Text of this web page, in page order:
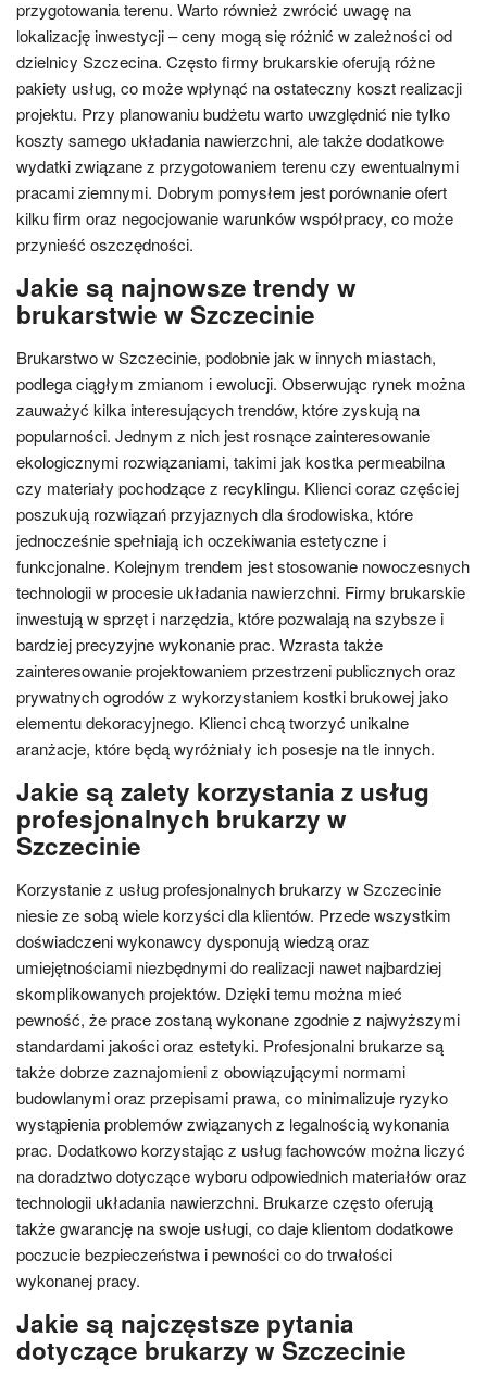
przygotowania terenu. Warto również zwrócić uwagę na
lokalizację inwestycji – ceny mogą się różnić w zależności od
dzielnicy Szczecina. Często firmy brukarskie oferują różne
pakiety usług, co może wpłynąć na ostateczny koszt realizacji
projektu. Przy planowaniu budżetu warto uwzględnić nie tylko
koszty samego układania nawierzchni, ale także dodatkowe
wydatki związane z przygotowaniem terenu czy ewentualnymi
pracami ziemnymi. Dobrym pomysłem jest porównanie ofert
kilku firm oraz negocjowanie warunków współpracy, co może
przynieść oszczędności.
Jakie są najnowsze trendy w
brukarstwie w Szczecinie
Brukarstwo w Szczecinie, podobnie jak w innych miastach,
podlega ciągłym zmianom i ewolucji. Obserwując rynek można
zauważyć kilka interesujących trendów, które zyskują na
popularności. Jednym z nich jest rosnące zainteresowanie
ekologicznymi rozwiązaniami, takimi jak kostka permeabilna
czy materiały pochodzące z recyklingu. Klienci coraz częściej
poszukują rozwiązań przyjaznych dla środowiska, które
jednocześnie spełniają ich oczekiwania estetyczne i
funkcjonalne. Kolejnym trendem jest stosowanie nowoczesnych
technologii w procesie układania nawierzchni. Firmy brukarskie
inwestują w sprzęt i narzędzia, które pozwalają na szybsze i
bardziej precyzyjne wykonanie prac. Wzrasta także
zainteresowanie projektowaniem przestrzeni publicznych oraz
prywatnych ogrodów z wykorzystaniem kostki brukowej jako
elementu dekoracyjnego. Klienci chcą tworzyć unikalne
aranżacje, które będą wyróżniały ich posesje na tle innych.
Jakie są zalety korzystania z usług
profesjonalnych brukarzy w
Szczecinie
Korzystanie z usług profesjonalnych brukarzy w Szczecinie
niesie ze sobą wiele korzyści dla klientów. Przede wszystkim
doświadczeni wykonawcy dysponują wiedzą oraz
umiejętnościami niezbędnymi do realizacji nawet najbardziej
skomplikowanych projektów. Dzięki temu można mieć
pewność, że prace zostaną wykonane zgodnie z najwyższymi
standardami jakości oraz estetyki. Profesjonalni brukarze są
także dobrze zaznajomieni z obowiązującymi normami
budowlanymi oraz przepisami prawa, co minimalizuje ryzyko
wystąpienia problemów związanych z legalnością wykonania
prac. Dodatkowo korzystając z usług fachowców można liczyć
na doradztwo dotyczące wyboru odpowiednich materiałów oraz
technologii układania nawierzchni. Brukarze często oferują
także gwarancję na swoje usługi, co daje klientom dodatkowe
poczucie bezpieczeństwa i pewności co do trwałości
wykonanej pracy.
Jakie są najczęstsze pytania
dotyczące brukarzy w Szczecinie